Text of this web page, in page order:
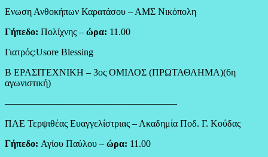
Ενωση Ανθοκήπων Καρατάσου – ΑΜΣ Νικόπολη
Γήπεδο: Πολίχνης – ώρα: 11.00
Γιατρός:Usore Blessing
Β ΕΡΑΣΙΤΕΧΝΙΚΗ – 3ος ΟΜΙΛΟΣ (ΠΡΩΤΑΘΛΗΜΑ)(6η
αγωνιστική)
——————————————————
ΠΑΕ Τερψιθέας Ευαγγελίστριας – Ακαδημία Ποδ. Γ. Κούδας
Γήπεδο: Αγίου Παύλου – ώρα: 11.00